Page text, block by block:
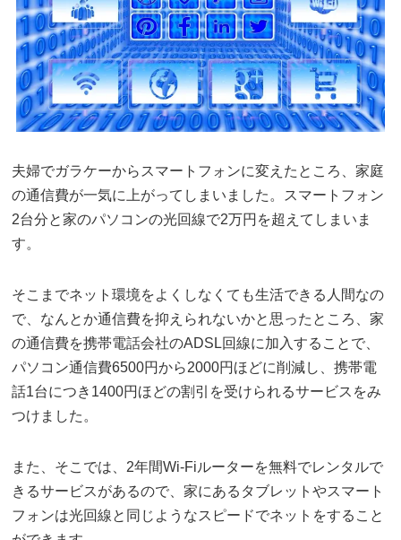
夫婦でガラケーからスマートフォンに変えたところ、家庭
の通信費が一気に上がってしまいました。スマートフォン
2台分と家のパソコンの光回線で2万円を超えてしまいま
す。
そこまでネット環境をよくしなくても生活できる人間なの
で、なんとか通信費を抑えられないかと思ったところ、家
の通信費を携帯電話会社のADSL回線に加入することで、
パソコン通信費6500円から2000円ほどに削減し、携帯電
話1台につき1400円ほどの割引を受けられるサービスをみ
つけました。
また、そこでは、2年間Wi-Fiルーターを無料でレンタルで
きるサービスがあるので、家にあるタブレットやスマート
フォンは光回線と同じようなスピードでネットをすること